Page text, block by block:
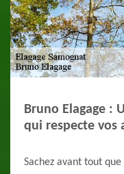
Bruno Elagage :
qui respecte vos
Sachez avant tout